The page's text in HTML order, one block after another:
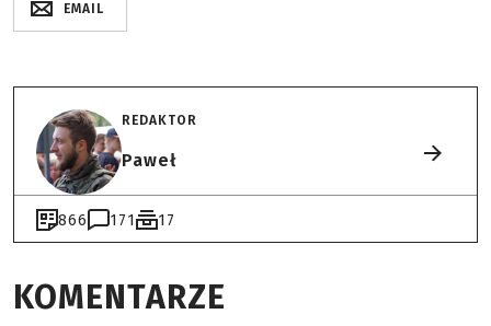
EMAIL
REDAKTOR
Paweł
866 171 17
KOMENTARZE